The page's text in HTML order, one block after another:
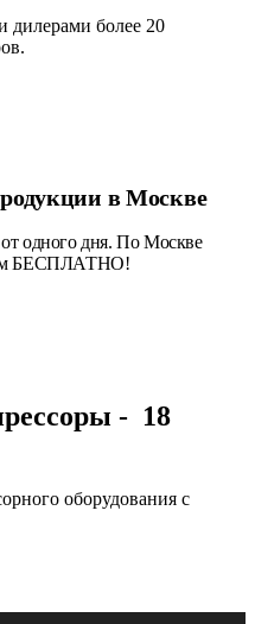
более 20
в Москве
одного дня. По Москве
БЕСПЛАТНО!
- 18
оборудования с